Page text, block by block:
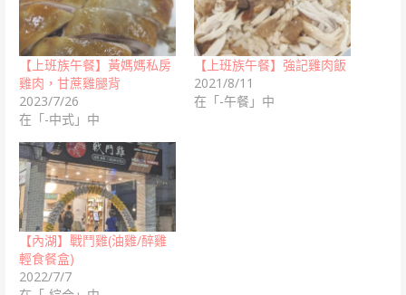
【上班族午餐】黃媽媽私房
雞肉，甘蔗雞腿背
2023/7/26
在「-中式」中
【上班族午餐】強記雞肉飯
2021/8/11
在「-午餐」中
【內湖】戰鬥雞(油雞/醉雞
輕食餐盒)
2022/7/7